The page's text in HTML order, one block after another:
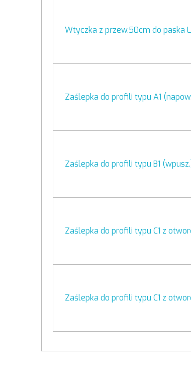
Wtyczka z przew.50cm do paska
Zaślepka do profili typu A1
Zaślepka do profili typu B1
Zaślepka do profili typu C1 z
Zaślepka do profili typu C1 z